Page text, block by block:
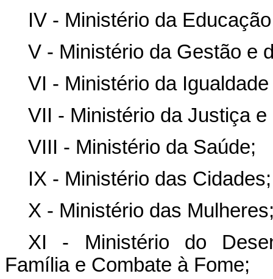
IV - Ministério da
V - Ministério da Gestão e
VI - Ministério da
VII - Ministério da Justiça
VIII - Ministério da Saúde;
IX - Ministério das Cidades;
X - Ministério das
XI - Ministério do
Família e Combate à Fome;